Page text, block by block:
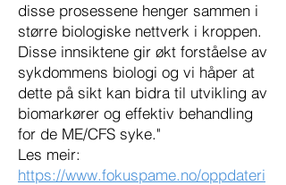
disse prosessene henger sammen i
større biologiske nettverk i kroppen.
Disse innsiktene gir økt forståelse av
sykdommens biologi og vi håper at
dette på sikt kan bidra til utvikling av
biomarkører og effektiv behandling
for de ME/CFS syke."
Les meir:
https://www.fokuspame.no/oppdateri